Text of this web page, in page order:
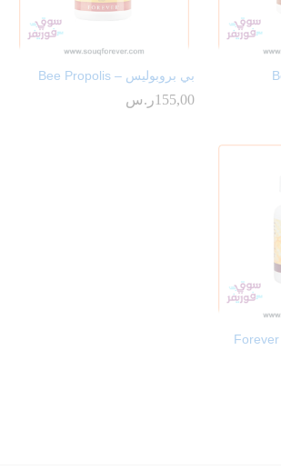
بي بروبوليس – Bee Propolis
155,00ر.س
فوريفر رويال جيلي – Forever